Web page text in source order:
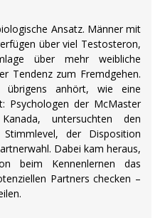
Ansatz. Männer mit
über viel Testosteron,
über mehr weibliche
Tendenz zum Fremdgehen.
anhört, wie eine
Psychologen der McMaster
untersuchten den
der Disposition
Dabei kam heraus,
beim Kennenlernen das
Partners checken –